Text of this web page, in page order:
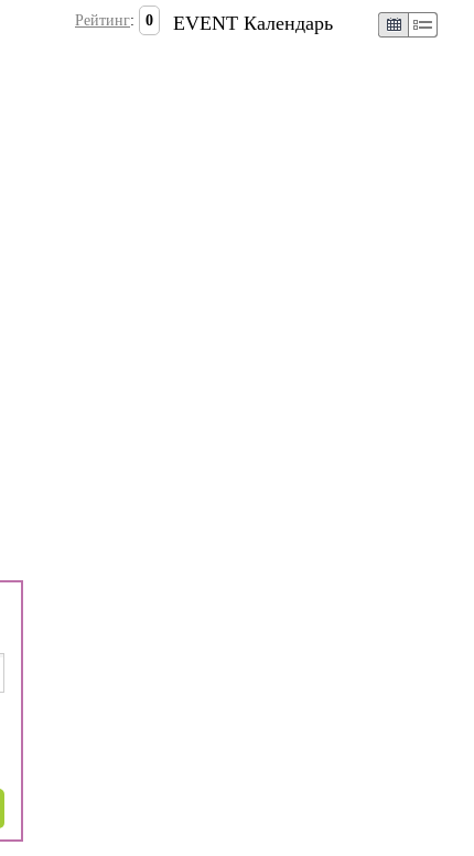
Рейтинг: 0 EVENT Календарь